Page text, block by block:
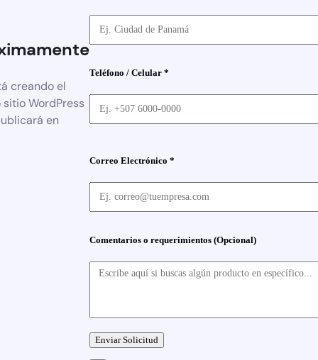
creando el
sitio WordPress
en
Teléfono / Celular *
Correo Electrónico *
Comentarios o requerimientos (Opcional)